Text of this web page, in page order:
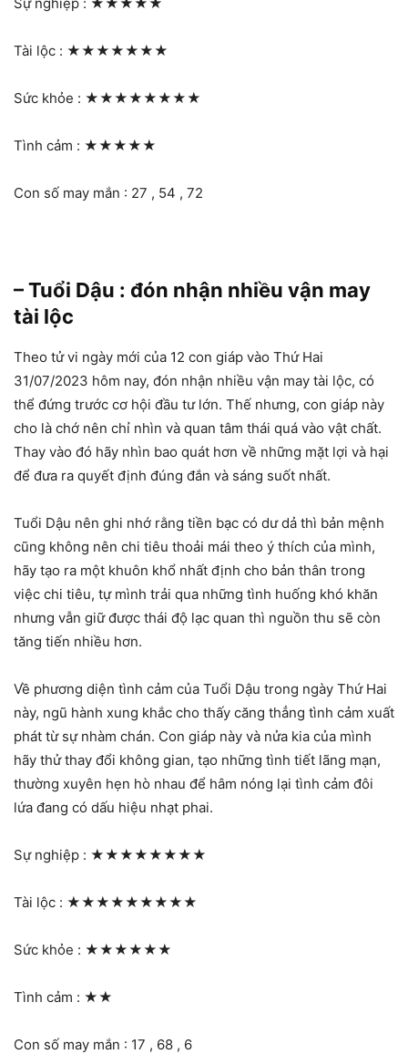
Tài lộc : ★★★★★★★
Sức khỏe : ★★★★★★★★
Tình cảm : ★★★★★
Con số may mắn : 27 , 54 , 72
– Tuổi Dậu : đón nhận nhiều vận may
tài lộc
Theo tử vi ngày mới của 12 con giáp vào Thứ Hai
31/07/2023 hôm nay, đón nhận nhiều vận may tài lộc, có
thể đứng trước cơ hội đầu tư lớn. Thế nhưng, con giáp này
cho là chớ nên chỉ nhìn và quan tâm thái quá vào vật chất.
Thay vào đó hãy nhìn bao quát hơn về những mặt lợi và hại
để đưa ra quyết định đúng đắn và sáng suốt nhất.
Tuổi Dậu nên ghi nhớ rằng tiền bạc có dư dả thì bản mệnh
cũng không nên chi tiêu thoải mái theo ý thích của mình,
hãy tạo ra một khuôn khổ nhất định cho bản thân trong
việc chi tiêu, tự mình trải qua những tình huống khó khăn
nhưng vẫn giữ được thái độ lạc quan thì nguồn thu sẽ còn
tăng tiến nhiều hơn.
Về phương diện tình cảm của Tuổi Dậu trong ngày Thứ Hai
này, ngũ hành xung khắc cho thấy căng thẳng tình cảm xuất
phát từ sự nhàm chán. Con giáp này và nửa kia của mình
hãy thử thay đổi không gian, tạo những tình tiết lãng mạn,
thường xuyên hẹn hò nhau để hâm nóng lại tình cảm đôi
lứa đang có dấu hiệu nhạt phai.
Sự nghiệp : ★★★★★★★★
Tài lộc : ★★★★★★★★★
Sức khỏe : ★★★★★★
Tình cảm : ★★
Con số may mắn : 17 , 68 , 6